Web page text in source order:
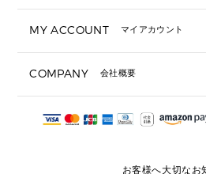
定期ケース・カードケー
サンダル
スニーカ
▶ ウェア
ギフト用にラッピングができますか？
ショッピングバッグを購入商品分送
注文後に完了メールが受信できない
サイズ交換はできますか？
MY ACCOUNT マイアカウント
COMPANY 会社概要
会社概要
お客様へ大切なお